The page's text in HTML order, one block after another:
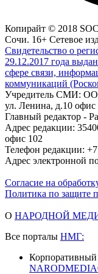
Копирайт © 2018
Сочи. 16+ Сетевое
Свидетельство о
29.12.2017 года
сфере связи,
коммуникаций
Учредитель СМИ:
ул. Ленина, д.10 офис
Главный редактор -
Адрес редакции:
офис 102
Телефон редакции:
Адрес электронной
Согласие на
Политика по защите
О НАРОДНОЙ
Все порталы НМГ: